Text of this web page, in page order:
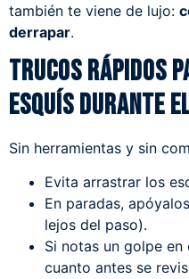
también te viene de lujo:
derrapar.
Trucos rápidos
esquís durante
Sin herramientas y sin
Evita arrastrar los
En paradas,
lejos del paso).
Si notas un golpe
cuanto antes se